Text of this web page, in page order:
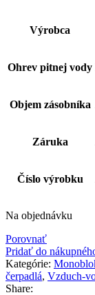
Výrobca
Ohrev pitnej vody
Objem zásobníka
Záruka
Číslo výrobku
Na objednávku
Porovnať
Pridať do
Kategórie:
čerpadlá, Vzduch-
Share: